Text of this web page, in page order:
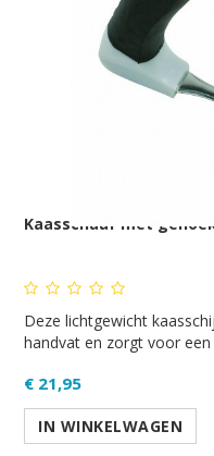
Kaasschaaf met
Deze lichtgewicht
handvat en zorgt voor een
€ 21,95
IN WINKELWAGEN